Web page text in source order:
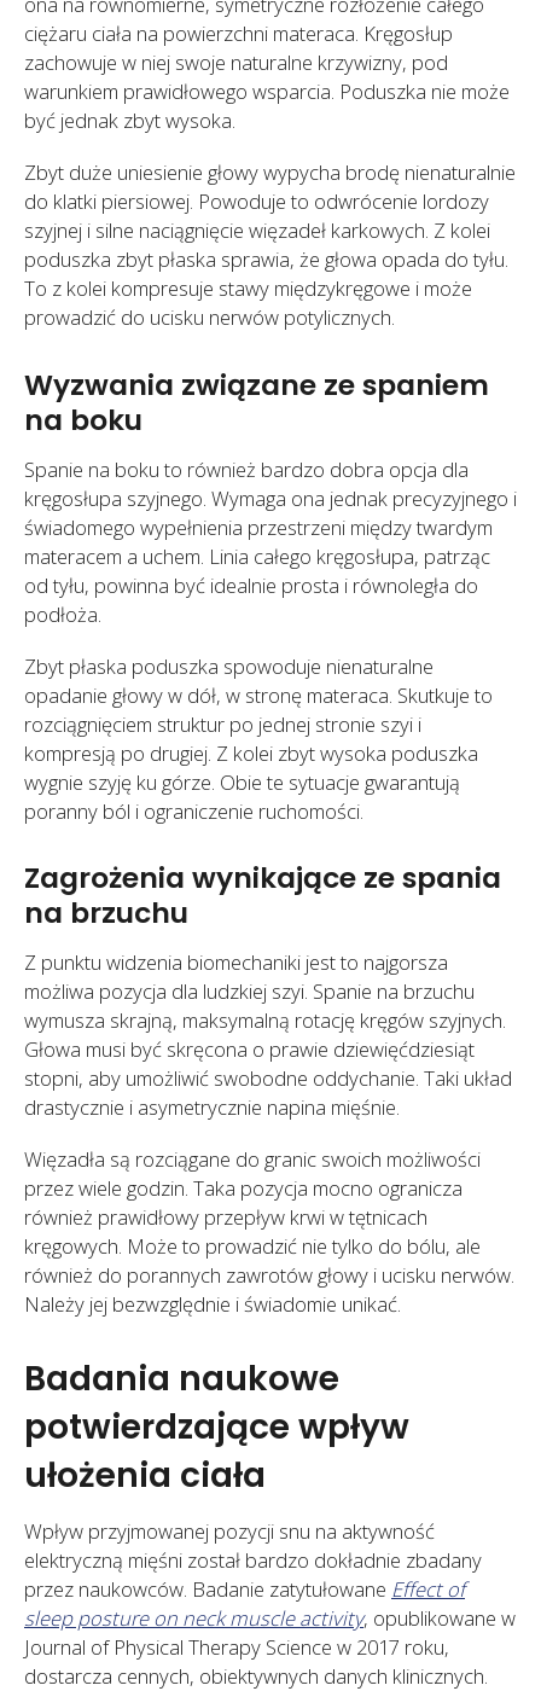
ciężaru ciała na powierzchni materaca. Kręgosłup
zachowuje w niej swoje naturalne krzywizny, pod
warunkiem prawidłowego wsparcia. Poduszka nie może
być jednak zbyt wysoka.
Zbyt duże uniesienie głowy wypycha brodę nienaturalnie
do klatki piersiowej. Powoduje to odwrócenie lordozy
szyjnej i silne naciągnięcie więzadeł karkowych. Z kolei
poduszka zbyt płaska sprawia, że głowa opada do tyłu.
To z kolei kompresuje stawy międzykręgowe i może
prowadzić do ucisku nerwów potylicznych.
Wyzwania związane ze spaniem
na boku
Spanie na boku to również bardzo dobra opcja dla
kręgosłupa szyjnego. Wymaga ona jednak precyzyjnego i
świadomego wypełnienia przestrzeni między twardym
materacem a uchem. Linia całego kręgosłupa, patrząc
od tyłu, powinna być idealnie prosta i równoległa do
podłoża.
Zbyt płaska poduszka spowoduje nienaturalne
opadanie głowy w dół, w stronę materaca. Skutkuje to
rozciągnięciem struktur po jednej stronie szyi i
kompresją po drugiej. Z kolei zbyt wysoka poduszka
wygnie szyję ku górze. Obie te sytuacje gwarantują
poranny ból i ograniczenie ruchomości.
Zagrożenia wynikające ze spania
na brzuchu
Z punktu widzenia biomechaniki jest to najgorsza
możliwa pozycja dla ludzkiej szyi. Spanie na brzuchu
wymusza skrajną, maksymalną rotację kręgów szyjnych.
Głowa musi być skręcona o prawie dziewięćdziesiąt
stopni, aby umożliwić swobodne oddychanie. Taki układ
drastycznie i asymetrycznie napina mięśnie.
Więzadła są rozciągane do granic swoich możliwości
przez wiele godzin. Taka pozycja mocno ogranicza
również prawidłowy przepływ krwi w tętnicach
kręgowych. Może to prowadzić nie tylko do bólu, ale
również do porannych zawrotów głowy i ucisku nerwów.
Należy jej bezwzględnie i świadomie unikać.
Badania naukowe
potwierdzające wpływ
ułożenia ciała
Wpływ przyjmowanej pozycji snu na aktywność
elektryczną mięśni został bardzo dokładnie zbadany
przez naukowców. Badanie zatytułowane Effect of
sleep posture on neck muscle activity, opublikowane w
Journal of Physical Therapy Science w 2017 roku,
dostarcza cennych, obiektywnych danych klinicznych.